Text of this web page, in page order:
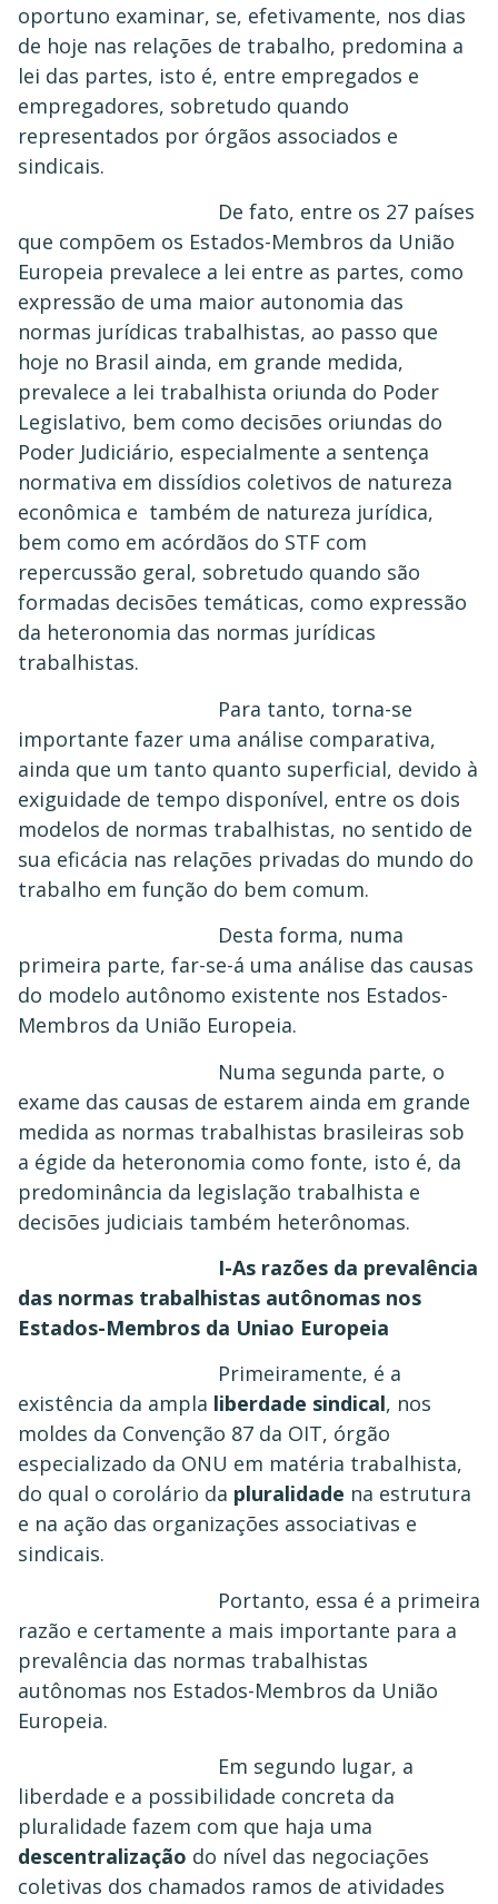
oportuno examinar, se, efetivamente, nos dias
de hoje nas relações de trabalho, predomina a
lei das partes, isto é, entre empregados e
empregadores, sobretudo quando
representados por órgãos associados e
sindicais.
De fato, entre os 27 países
que compõem os Estados-Membros da União
Europeia prevalece a lei entre as partes, como
expressão de uma maior autonomia das
normas jurídicas trabalhistas, ao passo que
hoje no Brasil ainda, em grande medida,
prevalece a lei trabalhista oriunda do Poder
Legislativo, bem como decisões oriundas do
Poder Judiciário, especialmente a sentença
normativa em dissídios coletivos de natureza
econômica e também de natureza jurídica,
bem como em acórdãos do STF com
repercussão geral, sobretudo quando são
formadas decisões temáticas, como expressão
da heteronomia das normas jurídicas
trabalhistas.
Para tanto, torna-se
importante fazer uma análise comparativa,
ainda que um tanto quanto superficial, devido à
exiguidade de tempo disponível, entre os dois
modelos de normas trabalhistas, no sentido de
sua eficácia nas relações privadas do mundo do
trabalho em função do bem comum.
Desta forma, numa
primeira parte, far-se-á uma análise das causas
do modelo autônomo existente nos Estados-
Membros da União Europeia.
Numa segunda parte, o
exame das causas de estarem ainda em grande
medida as normas trabalhistas brasileiras sob
a égide da heteronomia como fonte, isto é, da
predominância da legislação trabalhista e
decisões judiciais também heterônomas.
I-As razões da prevalência
das normas trabalhistas autônomas nos
Estados-Membros da Uniao Europeia
Primeiramente, é a
existência da ampla liberdade sindical, nos
moldes da Convenção 87 da OIT, órgão
especializado da ONU em matéria trabalhista,
do qual o corolário da pluralidade na estrutura
e na ação das organizações associativas e
sindicais.
Portanto, essa é a primeira
razão e certamente a mais importante para a
prevalência das normas trabalhistas
autônomas nos Estados-Membros da União
Europeia.
Em segundo lugar, a
liberdade e a possibilidade concreta da
pluralidade fazem com que haja uma
descentralização do nível das negociações
coletivas dos chamados ramos de atividades